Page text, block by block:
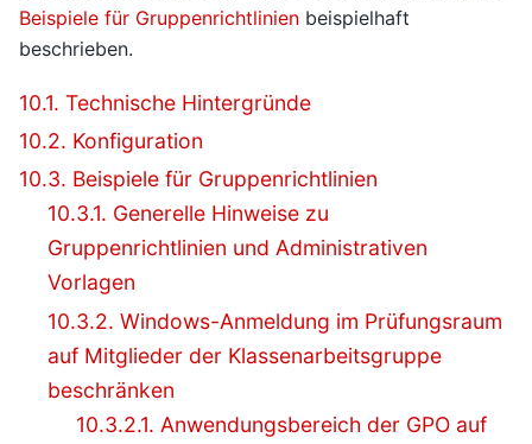
Beispiele für Gruppenrichtlinien beispielhaft
beschrieben.
10.1. Technische Hintergründe
10.2. Konfiguration
10.3. Beispiele für Gruppenrichtlinien
10.3.1. Generelle Hinweise zu
Gruppenrichtlinien und Administrativen
Vorlagen
10.3.2. Windows-Anmeldung im Prüfungsraum
auf Mitglieder der Klassenarbeitsgruppe
beschränken
10.3.2.1. Anwendungsbereich der GPO auf